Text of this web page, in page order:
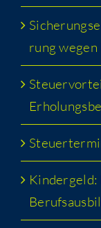
rung
Kin­der­geld: